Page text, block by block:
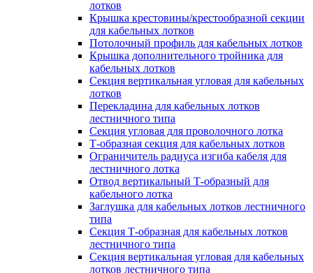
лотков
Крышка крестовины/крестообразной секции
для кабельных лотков
Потолочный профиль для кабельных лотков
Крышка дополнительного тройника для
кабельных лотков
Секция вертикальная угловая для кабельных
лотков
Перекладина для кабельных лотков
лестничного типа
Секция угловая для проволочного лотка
Т-образная секция для кабельных лотков
Ограничитель радиуса изгиба кабеля для
лестничного лотка
Отвод вертикальный Т-образный для
кабельного лотка
Заглушка для кабельных лотков лестничного
типа
Секция Т-образная для кабельных лотков
лестничного типа
Секция вертикальная угловая для кабельных
лотков лестничного типа